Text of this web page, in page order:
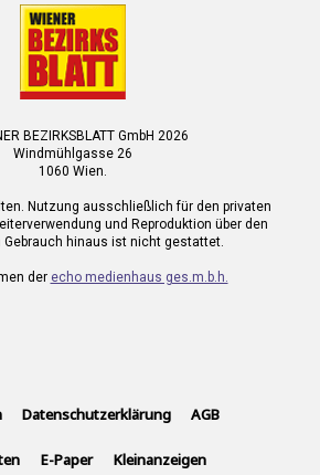
BEZIRKSBLATT GmbH 2026
Windmühlgasse 26
1060 Wien.
Nutzung ausschließlich für den privaten
und Reproduktion über den
Gebrauch hinaus ist nicht gestattet.
der echo medienhaus ges.m.b.h.
Datenschutzerklärung AGB
E-Paper Kleinanzeigen